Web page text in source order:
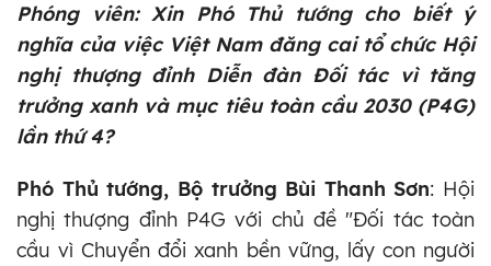
Phóng viên: Xin Phó Thủ tướng cho biết ý
nghĩa của việc Việt Nam đăng cai tổ chức Hội
nghị thượng đỉnh Diễn đàn Đối tác vì tăng
trưởng xanh và mục tiêu toàn cầu 2030 (P4G)
lần thứ 4?
Phó Thủ tướng, Bộ trưởng Bùi Thanh Sơn: Hội
nghị thượng đỉnh P4G với chủ đề "Đối tác toàn
cầu vì Chuyển đổi xanh bền vững, lấy con người